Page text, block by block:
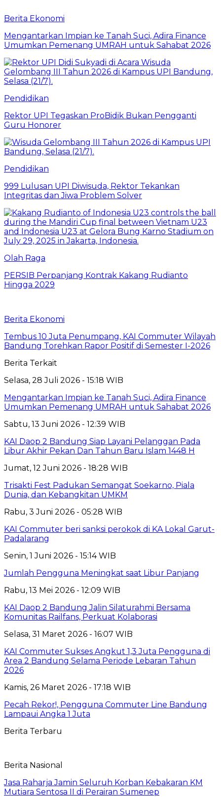
Berita Ekonomi
Mengantarkan Impian ke Tanah Suci, Adira Finance
Umumkan Pemenang UMRAH untuk Sahabat 2026
Pendidikan
Rektor UPI Tegaskan ProBidik Bukan Pengganti
Guru Honorer
Pendidikan
999 Lulusan UPI Diwisuda, Rektor Tekankan
Integritas dan Jiwa Problem Solver
Olah Raga
PERSIB Perpanjang Kontrak Kakang Rudianto
Hingga 2029
Berita Ekonomi
Tembus 10 Juta Penumpang, KAI Commuter Wilayah
Bandung Torehkan Rapor Positif di Semester I-2026
Berita Terkait
Selasa, 28 Juli 2026 - 15:18 WIB
Mengantarkan Impian ke Tanah Suci, Adira Finance
Umumkan Pemenang UMRAH untuk Sahabat 2026
Sabtu, 13 Juni 2026 - 12:39 WIB
KAI Daop 2 Bandung Siap Layani Pelanggan Pada
Libur Akhir Pekan Dan Tahun Baru Islam 1448 H
Jumat, 12 Juni 2026 - 18:28 WIB
Trisakti Fest Padukan Semangat Soekarno, Piala
Dunia, dan Kebangkitan UMKM
Rabu, 3 Juni 2026 - 05:28 WIB
KAI Commuter beri sanksi perokok di KA Lokal Garut-
Padalarang
Senin, 1 Juni 2026 - 15:14 WIB
Jumlah Pengguna Meningkat saat Libur Panjang
Rabu, 13 Mei 2026 - 12:09 WIB
KAI Daop 2 Bandung Jalin Silaturahmi Bersama
Komunitas Railfans, Perkuat Kolaborasi
Selasa, 31 Maret 2026 - 16:07 WIB
KAI Commuter Sukses Angkut 1,3 Juta Pengguna di
Area 2 Bandung Selama Periode Lebaran Tahun
2026
Kamis, 26 Maret 2026 - 17:18 WIB
Pecah Rekor!, Pengguna Commuter Line Bandung
Lampaui Angka 1 Juta
Berita Terbaru
Berita Nasional
Jasa Raharja Jamin Seluruh Korban Kebakaran KM
Mutiara Sentosa II di Perairan Sumenep